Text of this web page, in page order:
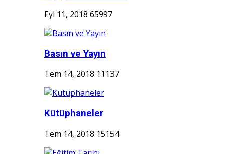
Eyl 11, 2018 65997
Basın ve Yayın
Tem 14, 2018 11137
Kütüphaneler
Tem 14, 2018 15154